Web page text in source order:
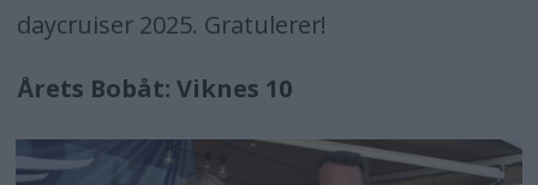
daycruiser 2025. Gratulerer!
Årets Bobåt: Viknes 10